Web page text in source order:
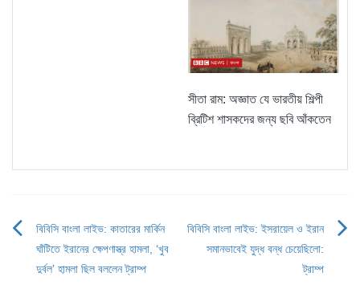
সীতা রাম: অজ্ঞাত যে ভারতীয় শিল্পী
ব্রিটিশ শাসকদের জন্য ছবি আঁকতেন
Post
navigation
বিবিসি বাংলা লাইভ: কাতারের মার্কিন
ঘাঁটিতে ইরানের ক্ষেপণাস্ত্র হামলা, ‘খুব
দুর্বল’ হামলা ছিল বললেন ট্রাম্প
বিবিসি বাংলা লাইভ: ইসরায়েল ও ইরান
সমানভাবেই যুদ্ধ বন্ধ চেয়েছিলো:
ট্রাম্প